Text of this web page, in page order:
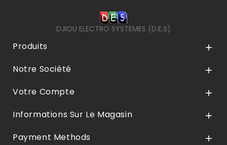
DJIOU ELECTRO SYSTEMES (D.E.S)
Produits 
Notre Société 
Votre Compte 
Informations Sur Le Magasin 
Payment Methods 